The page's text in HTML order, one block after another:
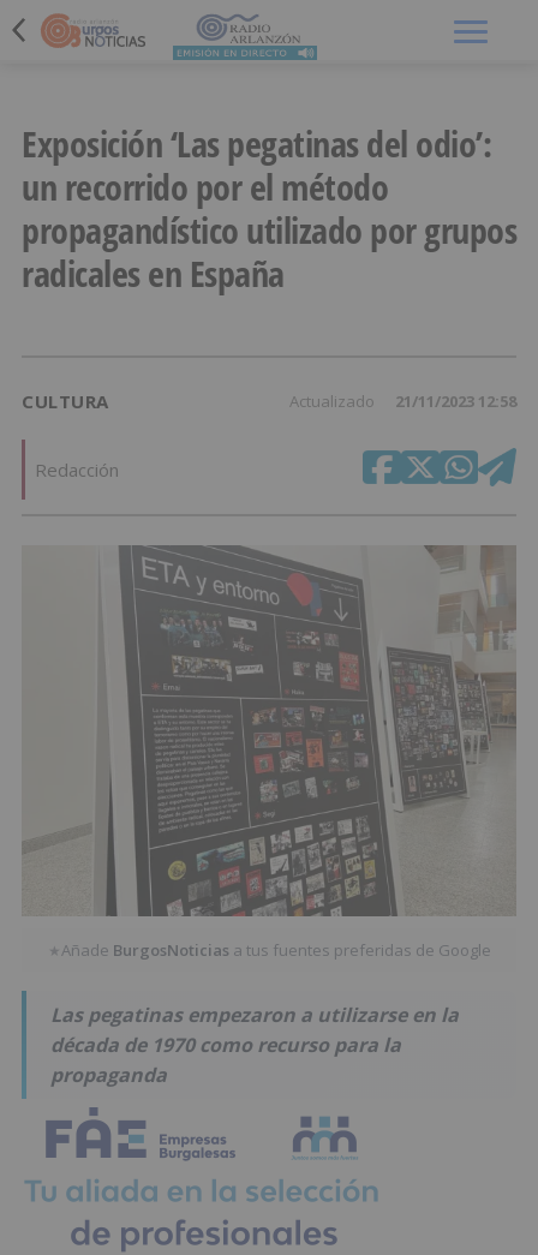
Exposición ‘Las pegatinas del odio’:
un recorrido por el método
propagandístico utilizado por grupos
radicales en España
CULTURA Actualizado 21/11/2023 12:58
Redacción
★Añade BurgosNoticias a tus fuentes preferidas de Google
Las pegatinas empezaron a utilizarse en la
década de 1970 como recurso para la
propaganda